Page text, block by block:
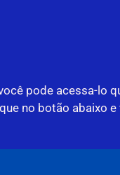
pode acessa-lo
no botão abaixo